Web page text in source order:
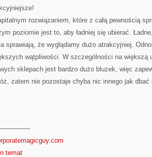
rozwiązaniem, które z całą pewnością
poziomie jest to, aby ładniej się ubierać.
sprawiają, że wyglądamy dużo atrakcyjniej.
wątpliwości. W szczególności na większą
sklepach jest bardzo dużo bluzek, więc
zatem nie pozostaje chyba nic innego jak dbać
temat